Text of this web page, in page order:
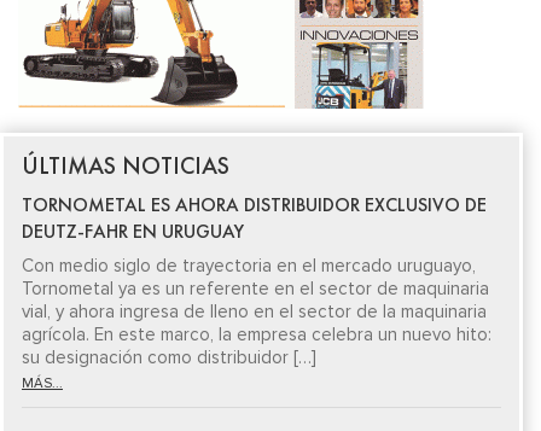
ÚLTIMAS NOTICIAS
TORNOMETAL ES AHORA DISTRIBUIDOR EXCLUSIVO DE
DEUTZ-FAHR EN URUGUAY
Con medio siglo de trayectoria en el mercado uruguayo,
Tornometal ya es un referente en el sector de maquinaria
vial, y ahora ingresa de lleno en el sector de la maquinaria
agrícola. En este marco, la empresa celebra un nuevo hito:
su designación como distribuidor […]
MÁS...